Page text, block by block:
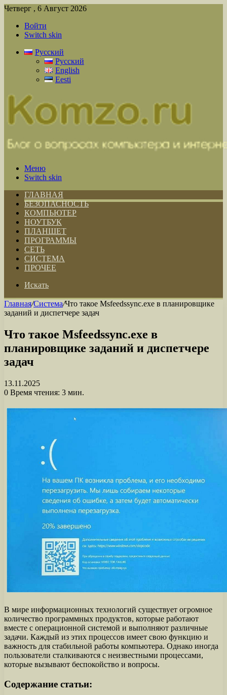
Четверг , 6 Август 2026
Войти
Switch skin
Русский
Русский
English
Eesti
Меню
Switch skin
ГЛАВНАЯ
БЕЗОПАСНОСТЬ
КОМПЬЮТЕР
НОУТБУК
ПЛАНШЕТ
ПРОГРАММЫ
СЕТЬ
СИСТЕМА
ПРОЧЕЕ
Искать
Главная/Система/Что такое Msfeedssync.exe в планировщике
заданий и диспетчере задач
Что такое Msfeedssync.exe в
планировщике заданий и диспетчере
задач
13.11.2025
0 Время чтения: 3 мин.
В мире информационных технологий существует огромное
количество программных продуктов, которые работают
вместе с операционной системой и выполняют различные
задачи. Каждый из этих процессов имеет свою функцию и
важность для стабильной работы компьютера. Однако иногда
пользователи сталкиваются с неизвестными процессами,
которые вызывают беспокойство и вопросы.
Содержание статьи: